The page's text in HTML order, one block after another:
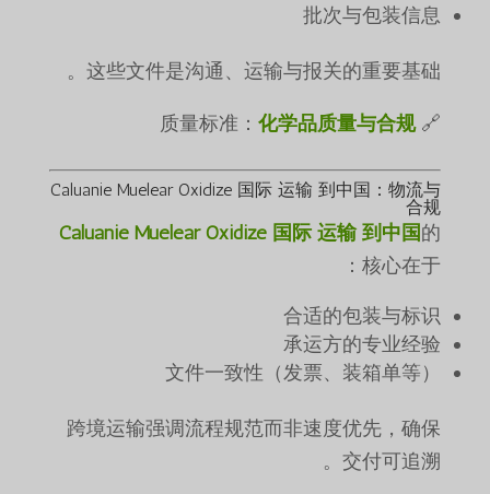
批次与包装信息
这些文件是沟通、运输与报关的重要基础。
🔗 质量标准：
化学品质量与合规
Caluanie Muelear Oxidize 国际 运输 到中国：物流与
合规
Caluanie Muelear Oxidize 国际 运输 到中国的
核心在于：
合适的包装与标识
承运方的专业经验
文件一致性（发票、装箱单等）
跨境运输强调流程规范而非速度优先，确保
交付可追溯。